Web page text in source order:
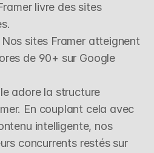
livre des sites
Nos sites Framer atteignent
de 90+ sur Google
adore la structure
En couplant cela avec
intelligente, nos
concurrents restés sur